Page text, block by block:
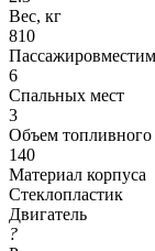
Вес, кг
810
6
Спальных мест
3
Объем топливного
140
Материал корпуса
Cтеклопластик
Двигатель
?